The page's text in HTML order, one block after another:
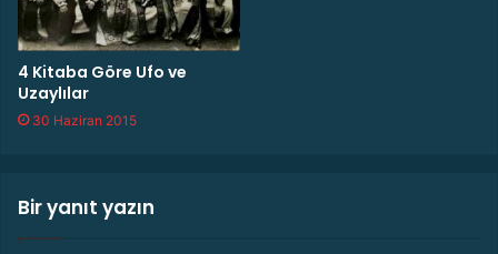
4 Kitaba Göre Ufo ve
Uzaylılar
30 Haziran 2015
Bir yanıt yazın